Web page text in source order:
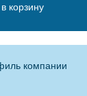
в корзину
компании